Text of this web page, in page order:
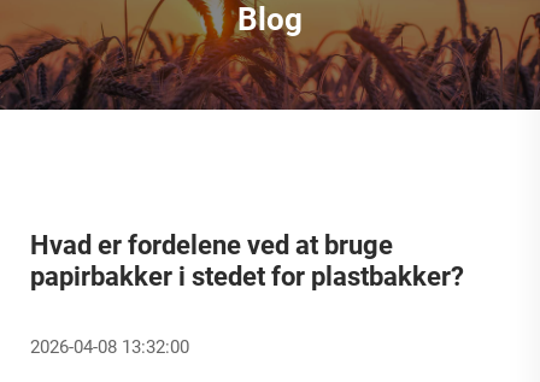
Blog
Hvad er fordelene ved at bruge
papirbakker i stedet for plastbakker?
2026-04-08 13:32:00